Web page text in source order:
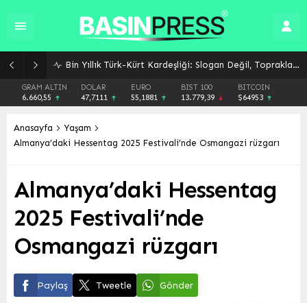
Bin Yıllık Türk-Kürt Kardeşliği: Slogan Değil, Toprakların Gerçeği
GRAM ALTIN
6.660,55
DOLAR
47,7111
EURO
55,1881
BIST 100
13.779,39
BITCOIN
$64953
Anasayfa
Yaşam
Almanya’daki Hessentag 2025 Festivali’nde Osmangazi rüzgarı
Almanya’daki Hessentag
2025 Festivali’nde
Osmangazi rüzgarı
Paylaş Tweetle Gönder